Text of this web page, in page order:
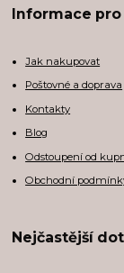
Informace pro
Jak nakupovat
Poštovné a doprava
Kontakty
Blog
Odstoupení od
Obchodní
Nejčastější